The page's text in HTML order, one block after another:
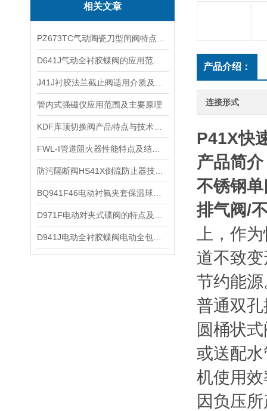
相关文章
管内式强磁仪应用范围及主要原理
产品介绍：
连接形式
P41X快
产品简
不锈钢
排气阀/
上，作
道不致
节约能
普通双
圆桶状
或送配
机使用
因负压